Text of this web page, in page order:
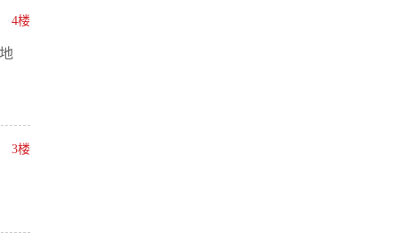
4楼
3楼